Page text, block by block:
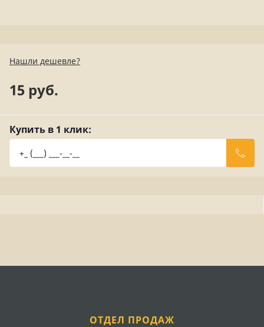
Нашли дешевле?
15 руб.
Купить в 1 клик:
ОТДЕЛ ПРОДАЖ